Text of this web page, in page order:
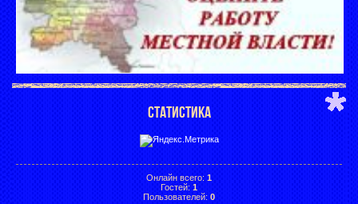
СТАТИСТИКА
Онлайн всего: 1
Гостей: 1
Пользователей: 0